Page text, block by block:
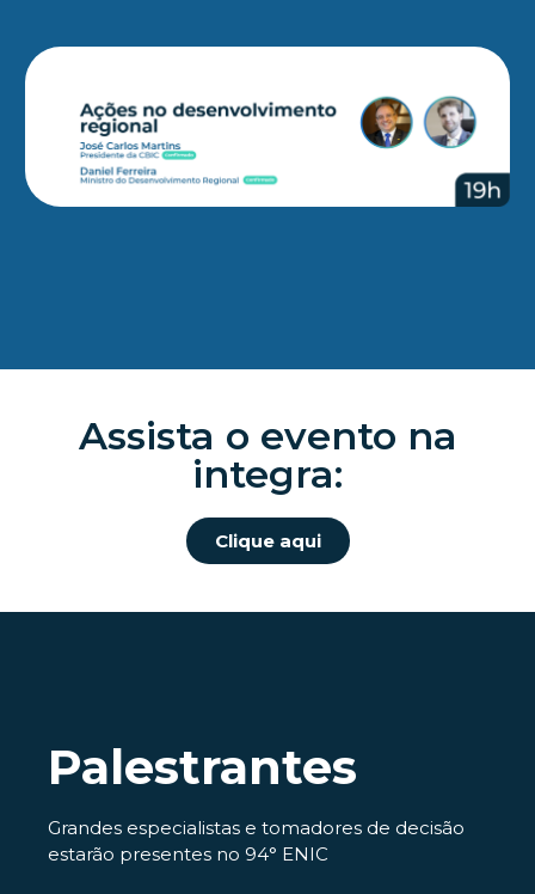
Assista o evento na
integra:
Clique aqui
Palestrantes
Grandes especialistas e tomadores de decisão
estarão presentes no 94° ENIC